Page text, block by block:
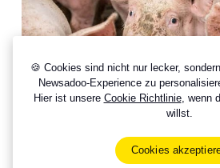
🍪 Cookies sind nicht nur lecker,
Newsadoo-Experience zu
Hier ist unsere Cookie Richtlinie, wenn
willst.
Cookies
Insolvenz von Geestferkel: